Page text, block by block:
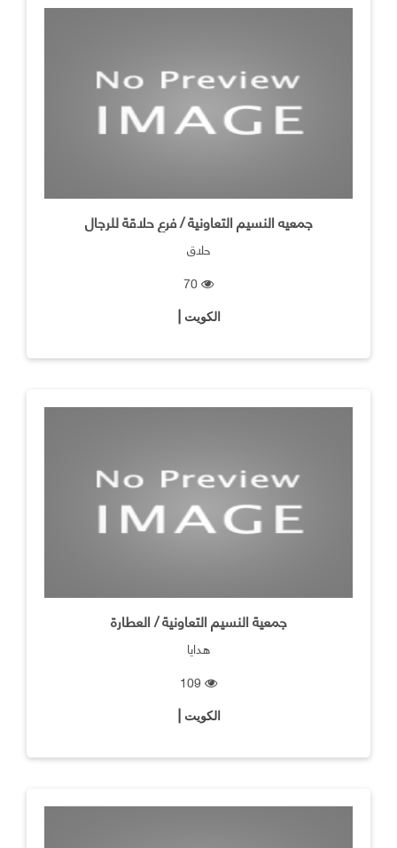
جمعيه النسيم التعاونية / فرع حلاقة للرجال
حلاق
الكويت |
جمعية النسيم التعاونية / العطارة
هدايا
الكويت |